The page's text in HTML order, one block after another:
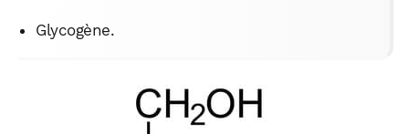
Glycogène.